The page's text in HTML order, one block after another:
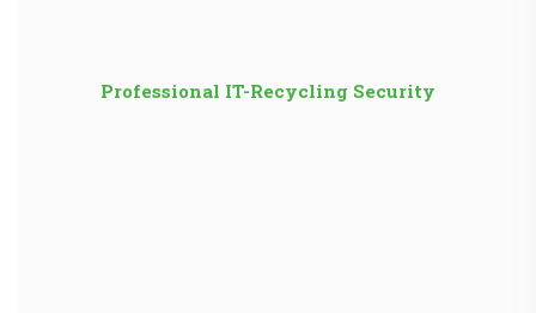
Professional IT-Recycling Security